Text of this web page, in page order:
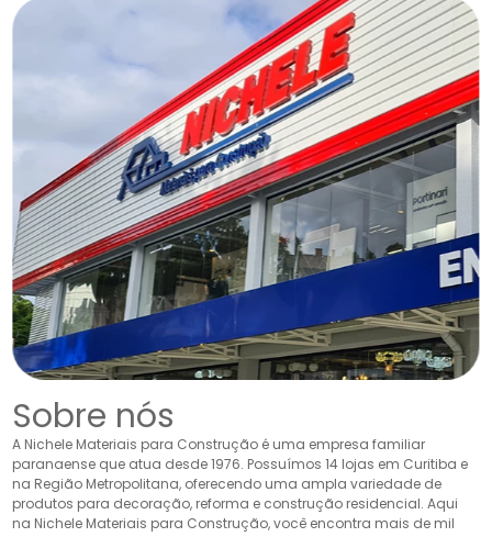
Sobre nós
A Nichele Materiais para Construção é uma empresa familiar
paranaense que atua desde 1976. Possuímos 14 lojas em Curitiba e
na Região Metropolitana, oferecendo uma ampla variedade de
produtos para decoração, reforma e construção residencial. Aqui
na Nichele Materiais para Construção, você encontra mais de mil